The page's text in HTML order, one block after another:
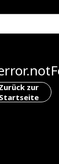
zur
Startseite